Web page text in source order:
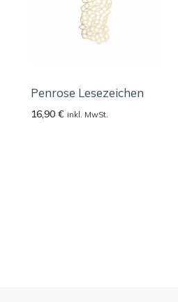
Penrose Lesezeichen
16,90€ inkl. MwSt.